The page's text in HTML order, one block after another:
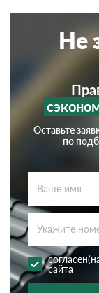
Не
Оставьте
по
сайта